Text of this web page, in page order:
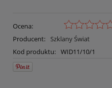
Ocena:
Producent:
Szklany Świat
Kod produktu: WID11/10/1